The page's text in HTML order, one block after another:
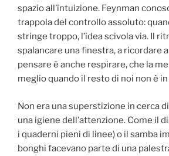
spazio all’intuizione. Feynman
trappola del controllo assoluto:
stringe troppo, l’idea scivola via. Il
spalancare una finestra, a ricordare
pensare è anche respirare, che la
meglio quando il resto di noi non è in
Non era una superstizione in cerca
una igiene dell’attenzione. Come il
i quaderni pieni di linee) o il samba
bonghi facevano parte di una